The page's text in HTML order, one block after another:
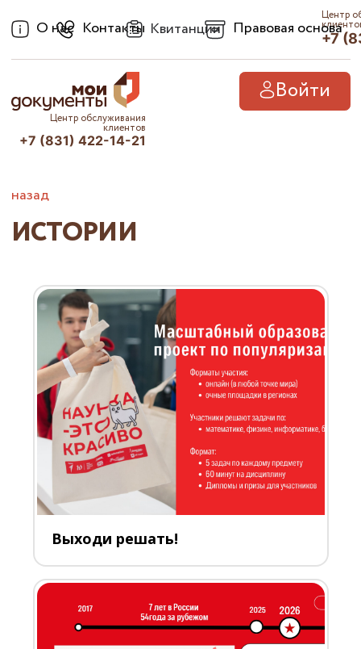
О нас Контакты Квитанции Правовая основа
Центр
+7
Войти
Центр обслуживания
клиентов
+7 (831) 422-14-21
назад
ИСТОРИИ
Выходи решать!